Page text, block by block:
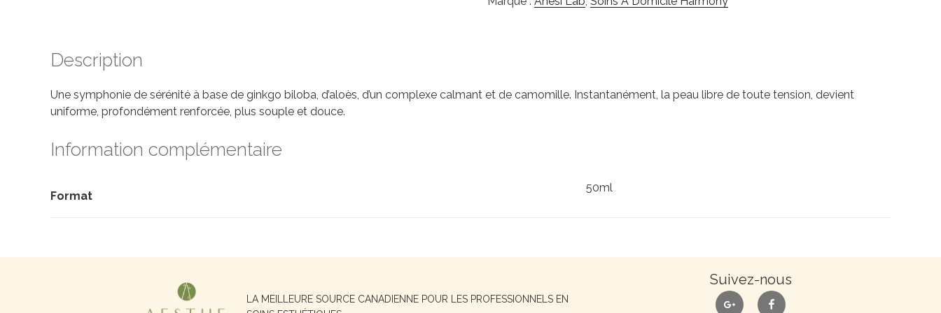
Description
Une symphonie de sérénité à base de ginkgo biloba, d’aloès, d’un complexe calmant et de camomille. Instantanément, la peau libre de toute tension, devient
uniforme, profondément renforcée, plus souple et douce.
Information complémentaire
Format
50ml
LA MEILLEURE SOURCE CANADIENNE POUR LES PROFESSIONNELS EN
Suivez-nous
google facebook
pour :